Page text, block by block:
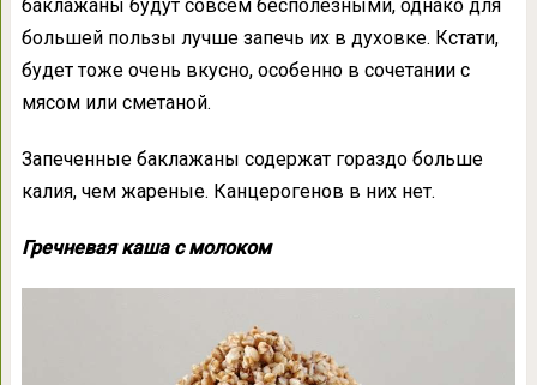
баклажаны будут совсем бесполезными, однако для
большей пользы лучше запечь их в духовке. Кстати,
будет тоже очень вкусно, особенно в сочетании с
мясом или сметаной.
Запеченные баклажаны содержат гораздо больше
калия, чем жареные. Канцерогенов в них нет.
Гречневая каша с молоком